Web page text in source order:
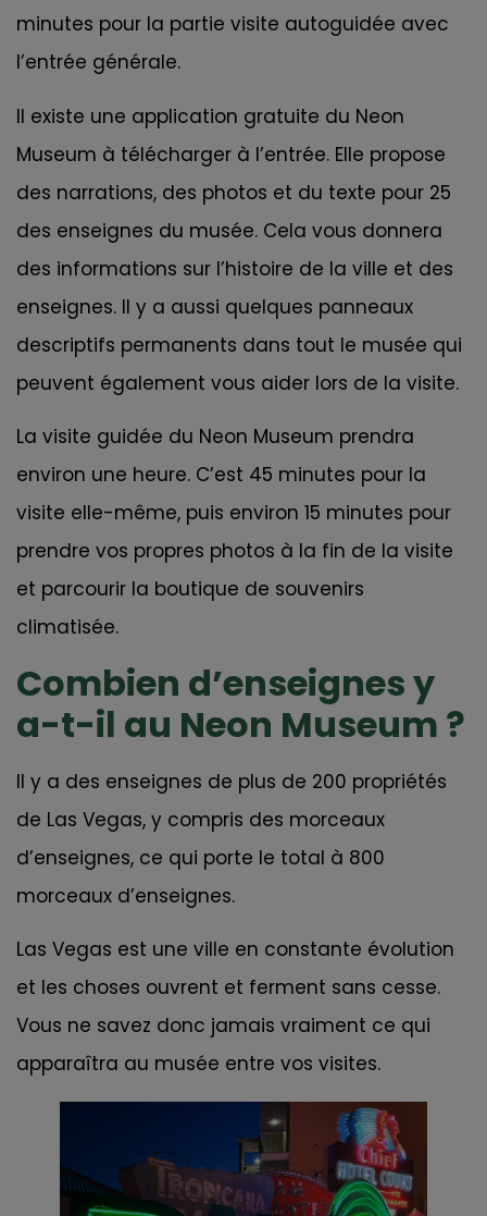
minutes pour la partie visite autoguidée avec
l’entrée générale.
Il existe une application gratuite du Neon
Museum à télécharger à l’entrée. Elle propose
des narrations, des photos et du texte pour 25
des enseignes du musée. Cela vous donnera
des informations sur l’histoire de la ville et des
enseignes. Il y a aussi quelques panneaux
descriptifs permanents dans tout le musée qui
peuvent également vous aider lors de la visite.
La visite guidée du Neon Museum prendra
environ une heure. C’est 45 minutes pour la
visite elle-même, puis environ 15 minutes pour
prendre vos propres photos à la fin de la visite
et parcourir la boutique de souvenirs
climatisée.
Combien d’enseignes y
a-t-il au Neon Museum ?
Il y a des enseignes de plus de 200 propriétés
de Las Vegas, y compris des morceaux
d’enseignes, ce qui porte le total à 800
morceaux d’enseignes.
Las Vegas est une ville en constante évolution
et les choses ouvrent et ferment sans cesse.
Vous ne savez donc jamais vraiment ce qui
apparaîtra au musée entre vos visites.